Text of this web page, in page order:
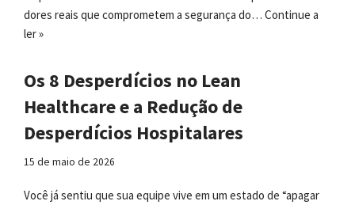
dores reais que comprometem a segurança do… Continue a
ler »
Os 8 Desperdícios no Lean
Healthcare e a Redução de
Desperdícios Hospitalares
15 de maio de 2026
Você já sentiu que sua equipe vive em um estado de “apagar